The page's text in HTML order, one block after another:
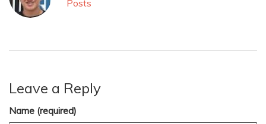
Posts
Leave a Reply
Name (required)